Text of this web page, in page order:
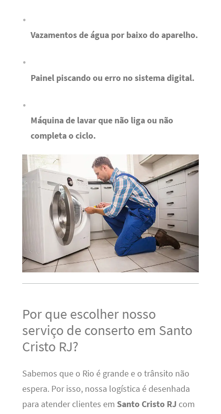
Vazamentos de água por baixo do aparelho.
Painel piscando ou erro no sistema digital.
Máquina de lavar que não liga ou não
completa o ciclo.
Por que escolher nosso
serviço de conserto em Santo
Cristo RJ?
Sabemos que o Rio é grande e o trânsito não
espera. Por isso, nossa logística é desenhada
para atender clientes em Santo Cristo RJ com